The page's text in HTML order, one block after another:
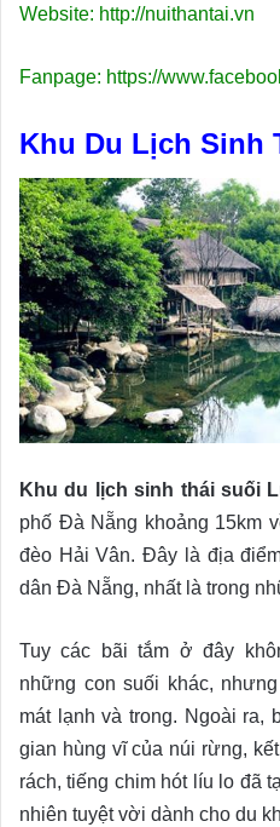
Website: http://nuithantai.vn
Fanpage: https://
Khu Du Lịch Sinh
Khu du lịch sinh thái suối
phố Đà Nẵng khoảng 15km
đèo Hải Vân. Đây là địa
dân Đà Nẵng, nhất là trong
Tuy các bãi tắm ở đây
những con suối khác,
mát lạnh và trong. Ngoài ra,
gian hùng vĩ của núi rừng,
rách, tiếng chim hót líu lo đã
nhiên tuyệt vời dành cho du